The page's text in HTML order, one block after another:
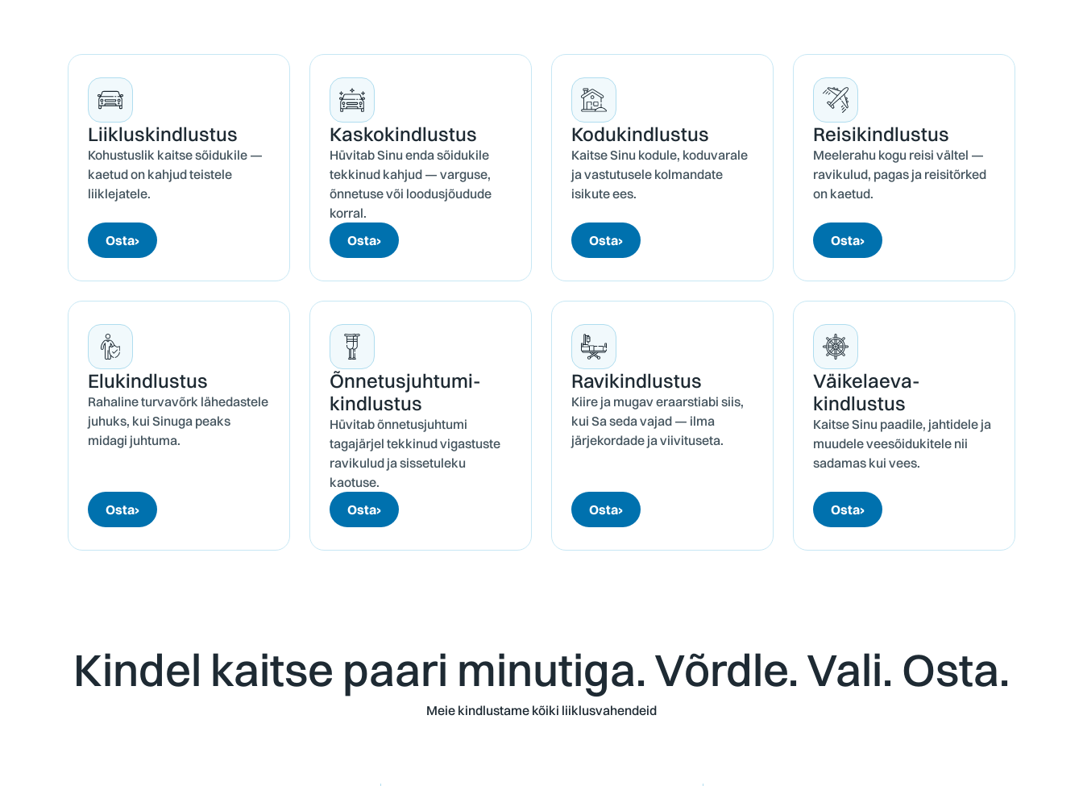
Liiklus­kindlustus
Kohustuslik kaitse sõidukile —
kaetud on kahjud teistele
liiklejatele.
Osta›
Kasko­kindlustus
Hüvitab Sinu enda sõidukile
tekkinud kahjud — varguse,
õnnetuse või loodusjõudude
korral.
Osta›
Kodu­kindlustus
Kaitse Sinu kodule, koduvarale
ja vastutusele kolmandate
isikute ees.
Osta›
Reisi­kindlustus
Meelerahu kogu reisi vältel —
ravikulud, pagas ja reisitõrked
on kaetud.
Osta›
Elu­kindlustus
Rahaline turvavõrk lähedastele
juhuks, kui Sinuga peaks
midagi juhtuma.
Osta›
Õnnetusjuhtumi­
kindlustus
Hüvitab õnnetusjuhtumi
tagajärjel tekkinud vigastuste
ravikulud ja sissetuleku
kaotuse.
Osta›
Ravi­kindlustus
Kiire ja mugav eraarstiabi siis,
kui Sa seda vajad — ilma
järjekordade ja viivituseta.
Osta›
Väikelaeva­
kindlustus
Kaitse Sinu paadile, jahtidele ja
muudele veesõidukitele nii
sadamas kui vees.
Osta›
Kindel kaitse paari minutiga. Võrdle. Vali. Osta.
Meie kindlustame kõiki liiklusvahendeid